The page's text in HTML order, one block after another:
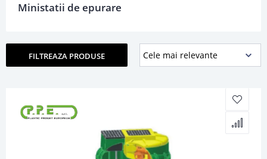
Ministatii de epurare
FILTREAZA PRODUSE